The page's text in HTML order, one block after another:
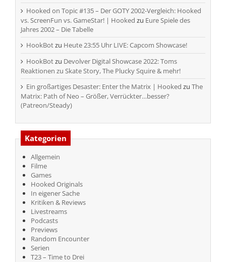
Hooked on Topic #135 – Der GOTY 2002-Vergleich: Hooked
vs. ScreenFun vs. GameStar! | Hooked zu Eure Spiele des
Jahres 2002 – Die Tabelle
HookBotzu Heute 23:55 Uhr LIVE: Capcom Showcase!
HookBotzu Devolver Digital Showcase 2022: Toms
Reaktionen zu Skate Story, The Plucky Squire & mehr!
Ein großartiges Desaster: Enter the Matrix | Hooked zu The
Matrix: Path of Neo – Größer, Verrückter…besser?
(Patreon/Steady)
Kategorien
Allgemein
Filme
Games
Hooked Originals
In eigener Sache
Kritiken & Reviews
Livestreams
Podcasts
Previews
Random Encounter
Serien
T23 – Time to Drei